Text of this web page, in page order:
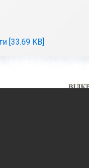
[33.69 KB]